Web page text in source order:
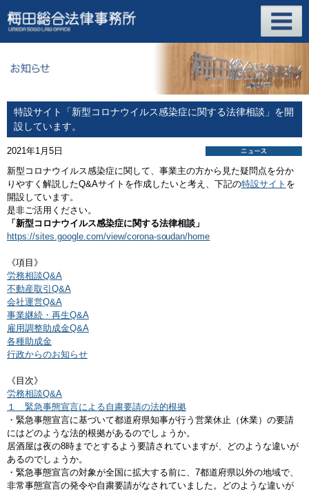
特設サイト「新型コロナウイルス感染症に関する法律相談」を開
設しています。
2021年1月5日
新型コロナウイルス感染症に関して、事業主の方から見た疑問点を分か
りやすく解説したQ&Aサイトを作成したいと考え、下記の特設サイト を
開設しています。
是非ご活用ください。
「新型コロナウイルス感染症に関する法律相談」
https://sites.google.com/view/corona-soudan/home
《項目》
労務相談Q&A
不動産取引Q&A
会社運営Q&A
事業継続・再生Q&A
雇用調整助成金Q&A
各種助成金
行政からのお知らせ
《目次》
労務相談Q&A
１ 緊急事態宣言による自粛要請の法的根拠
・緊急事態宣言に基づいて都道府県知事が行う営業休止（休業）の要請
にはどのような法的根拠があるのでしょうか。
居酒屋は夜の8時までとするよう要請されていますが、どのような違いが
あるのでしょうか。
・緊急事態宣言の対象が全国に拡大する前に、7都道府県以外の地域で、
非常事態宣言の発令や自粛要請がなされていました。どのような違いが